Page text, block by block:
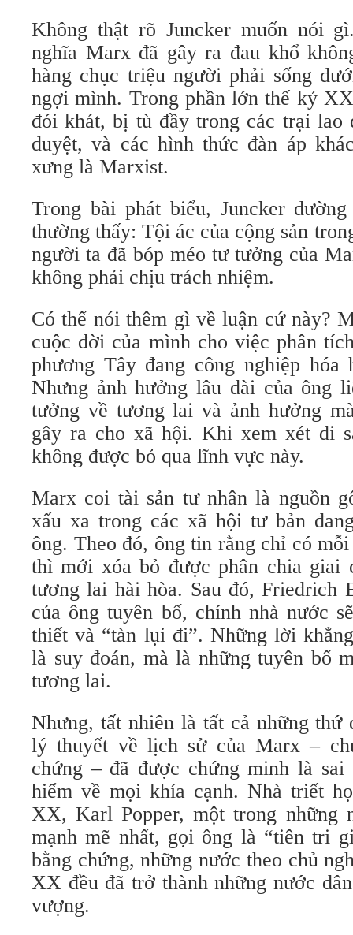
Không thật rõ Juncker muốn nói
nghĩa Marx đã gây ra đau khổ
hàng chục triệu người phải sống
ngợi mình. Trong phần lớn thế kỷ
đói khát, bị tù đầy trong các trại lao
duyệt, và các hình thức đàn áp
xưng là Marxist.
Trong bài phát biểu, Juncker
thường thấy: Tội ác của cộng sản
người ta đã bóp méo tư tưởng của
không phải chịu trách nhiệm.
Có thể nói thêm gì về luận cứ này?
cuộc đời của mình cho việc phân
phương Tây đang công nghiệp
Nhưng ảnh hưởng lâu dài của ông
tưởng về tương lai và ảnh hưởng
gây ra cho xã hội. Khi xem xét di
không được bỏ qua lĩnh vực này.
Marx coi tài sản tư nhân là nguồn
xấu xa trong các xã hội tư bản
ông. Theo đó, ông tin rằng chỉ có
thì mới xóa bỏ được phân chia giai
tương lai hài hòa. Sau đó, Friedrich
của ông tuyên bố, chính nhà nước
thiết và “tàn lụi đi”. Những lời
là suy đoán, mà là những tuyên bố
tương lai.
Nhưng, tất nhiên là tất cả những
lý thuyết về lịch sử của Marx –
chứng – đã được chứng minh là
hiểm về mọi khía cạnh. Nhà triết
XX, Karl Popper, một trong những
mạnh mẽ nhất, gọi ông là “tiên tri
bằng chứng, những nước theo chủ
XX đều đã trở thành những nước
vượng.